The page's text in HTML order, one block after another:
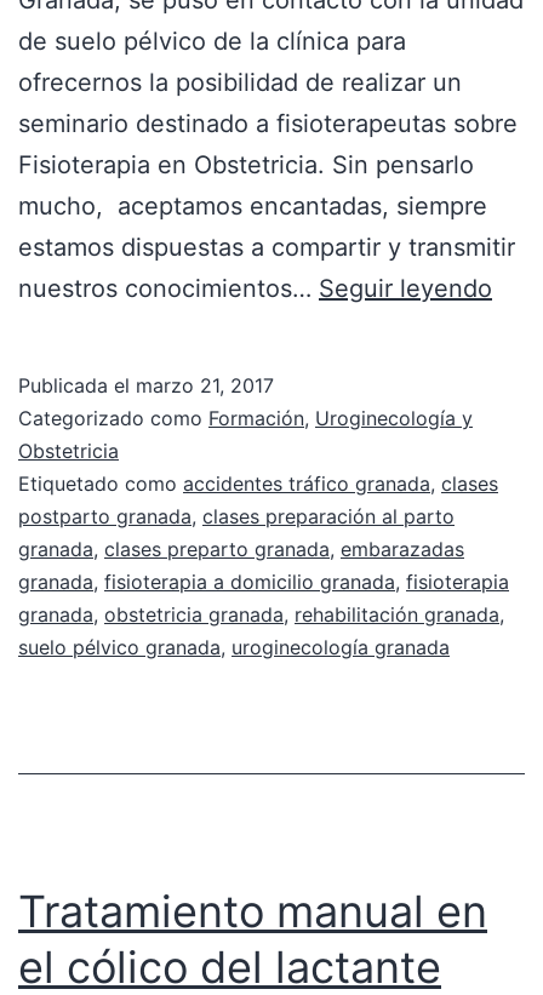
de suelo pélvico de la clínica para
ofrecernos la posibilidad de realizar un
seminario destinado a fisioterapeutas sobre
Fisioterapia en Obstetricia. Sin pensarlo
mucho, aceptamos encantadas, siempre
estamos dispuestas a compartir y transmitir
nuestros conocimientos… Seguir leyendo
Publicada el marzo 21, 2017
Categorizado como Formación, Uroginecología y
Obstetricia
Etiquetado como accidentes tráfico granada, clases
postparto granada, clases preparación al parto
granada, clases preparto granada, embarazadas
granada, fisioterapia a domicilio granada, fisioterapia
granada, obstetricia granada, rehabilitación granada,
suelo pélvico granada, uroginecología granada
Tratamiento manual en
el cólico del lactante